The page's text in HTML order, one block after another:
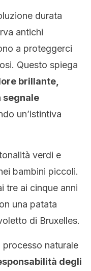
durata
antichi
a proteggerci
Questo spiega
brillante,
segnale
un’istintiva
verdi e
bambini piccoli.
tre ai cinque anni
una patata
di Bruxelles.
naturale
degli